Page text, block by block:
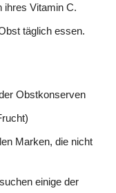
ihres Vitamin C.
täglich essen.
Obstkonserven
Marken, die nicht
einige der